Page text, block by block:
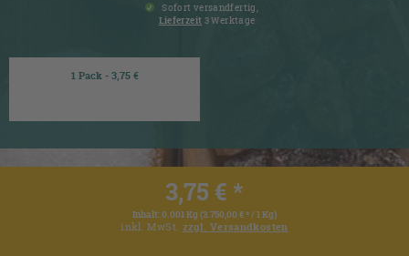
Sofort versandfertig,
Lieferzeit 3 Werktage
1 Pack - 3,75 €
3,75 € *
Inhalt:0.001 Kg (3.750,00 € * / 1 Kg)
inkl. MwSt. zzgl. Versandkosten